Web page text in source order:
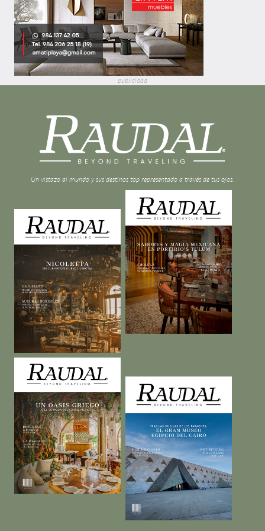
publicidad
Un vistazo al mundo y sus destinos top representado a través de tus ojos.